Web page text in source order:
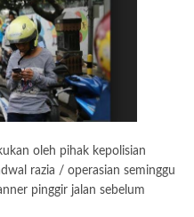
oleh pihak kepolisian
razia / operasian seminggu
pinggir jalan sebelum